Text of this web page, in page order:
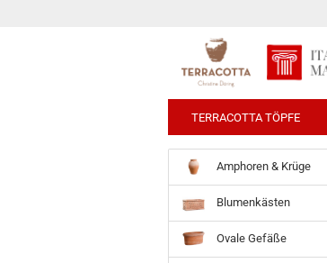
TERRACOTTA TÖPFE
Amphoren & Krüge
Blumenkästen
Ovale Gefäße